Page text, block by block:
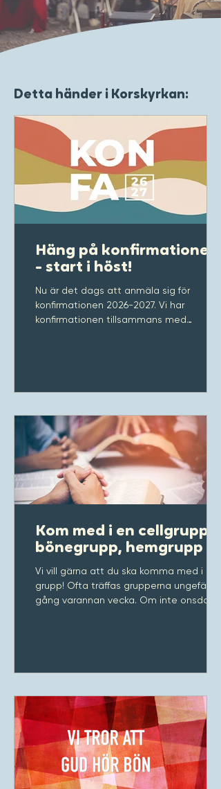
Detta händer i Korskyrkan:
Häng på konfirmationen
- start i höst!
Nu är det dags att anmäla sig för
konfirmationen 2026-2027. Vi har
konfirmationen tillsammans med
Kom med i en cellgrupp,
bönegrupp, hemgrupp
Vi vill gärna att du ska komma med i en
grupp! Ofta träffas grupperna ungefär en
gång varannan vecka. Om inte onsdagar
som jobbar i Korskyrkan.